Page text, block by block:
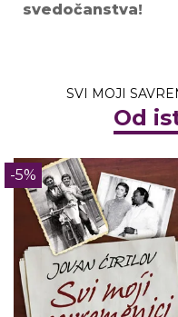
svedočanstva!
SVI MOJI
Od
-5%